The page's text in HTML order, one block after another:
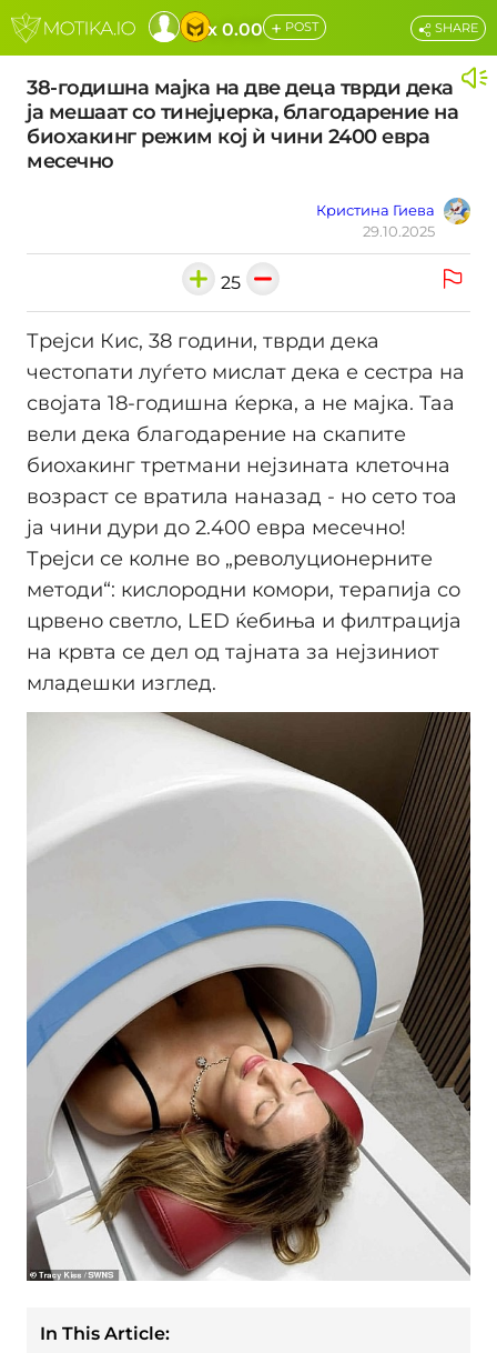
x 0.00 + POST
38-годишна мајка на две деца тврди дека
ја мешаат со тинејџерка, благодарение на
биохакинг режим кој ѝ чини 2400 евра
месечно
Кристина Гиева
29.10.2025
SHARE
25
Трејси Кис, 38 години, тврди дека
честопати луѓето мислат дека е сестра на
својата 18-годишна ќерка, а не мајка. Таа
вели дека благодарение на скапите
биохакинг третмани нејзината клеточна
возраст се вратила наназад - но сето тоа
ја чини дури до 2.400 евра месечно!
Трејси се колне во „револуционерните
методи“: кислородни комори, терапија со
црвено светло, LED ќебиња и филтрација
на крвта се дел од тајната за нејзиниот
младешки изглед.
In This Article: